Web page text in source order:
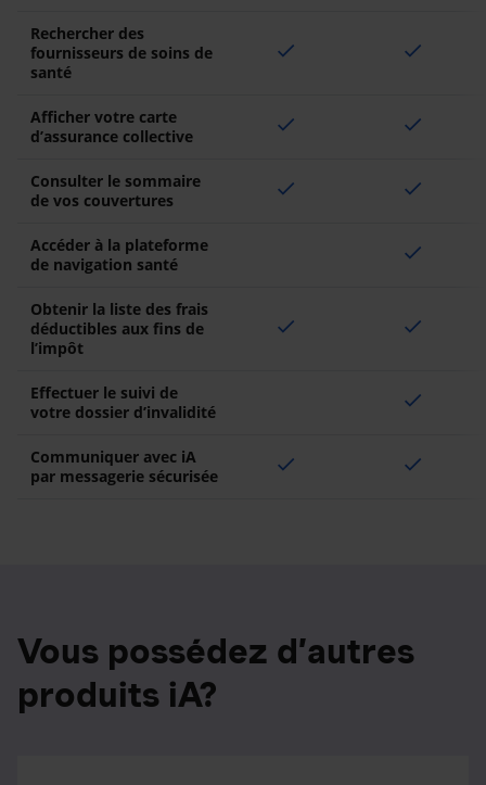
Rechercher des
fournisseurs de soins de
santé
check check
Afficher votre carte
d’assurance collective
check check
Consulter le sommaire
de vos couvertures
check check
Accéder à la plateforme
de navigation santé
check
Obtenir la liste des frais
déductibles aux fins de
l’impôt
check check
Effectuer le suivi de
votre dossier d’invalidité
check
Communiquer avec iA
par messagerie sécurisée
check check
Vous possédez d’autres
produits iA?